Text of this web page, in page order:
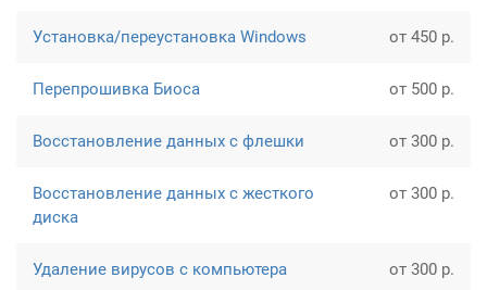
Установка/переустановка Windows от 450 р.
Перепрошивка Биоса от 500 р.
Восстановление данных с флешки от 300 р.
Восстановление данных с жесткого
диска
от 300 р.
Удаление вирусов с компьютера от 300 р.